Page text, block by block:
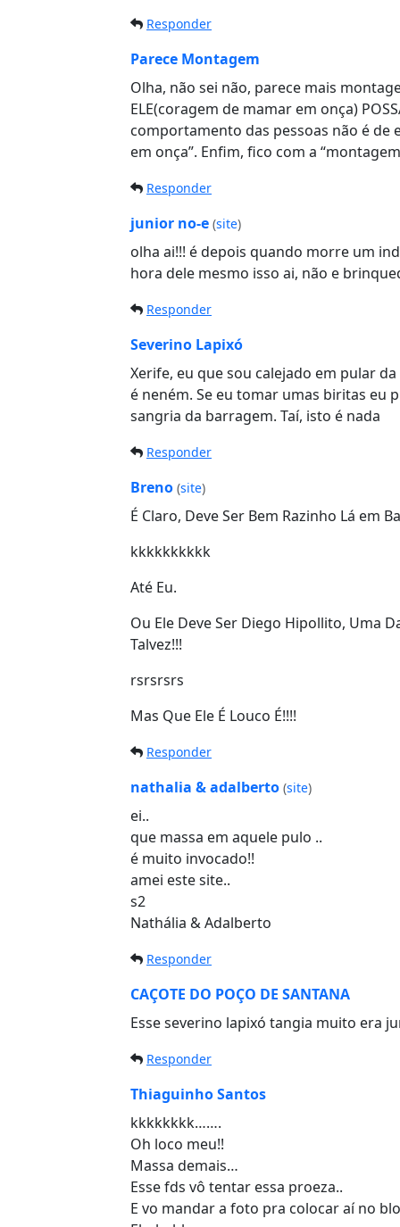
Responder
Parece Montagem
Olha, não sei não, parece mais
ELE(coragem de mamar em onça)
comportamento das pessoas não é de
em onça”. Enfim, fico com a
Responder
junior no-e (site)
olha ai!!! é depois quando morre um
hora dele mesmo isso ai, não e
Responder
Severino Lapixó
Xerife, eu que sou calejado em pular
é neném. Se eu tomar umas biritas eu
sangria da barragem. Taí, isto é nada
Responder
Breno (site)
É Claro, Deve Ser Bem Razinho Lá em
kkkkkkkkkk
Até Eu.
Ou Ele Deve Ser Diego Hipollito, Uma
Talvez!!!
rsrsrsrs
Mas Que Ele É Louco É!!!!
Responder
nathalia & adalberto (site)
ei..
que massa em aquele pulo ..
é muito invocado!!
amei este site..
s2
Nathália & Adalberto
Responder
CAÇOTE DO POÇO DE SANTANA
Esse severino lapixó tangia muito era
Responder
Thiaguinho Santos
kkkkkkkk…….
Oh loco meu!!
Massa demais…
Esse fds vô tentar essa proeza..
E vo mandar a foto pra colocar aí no